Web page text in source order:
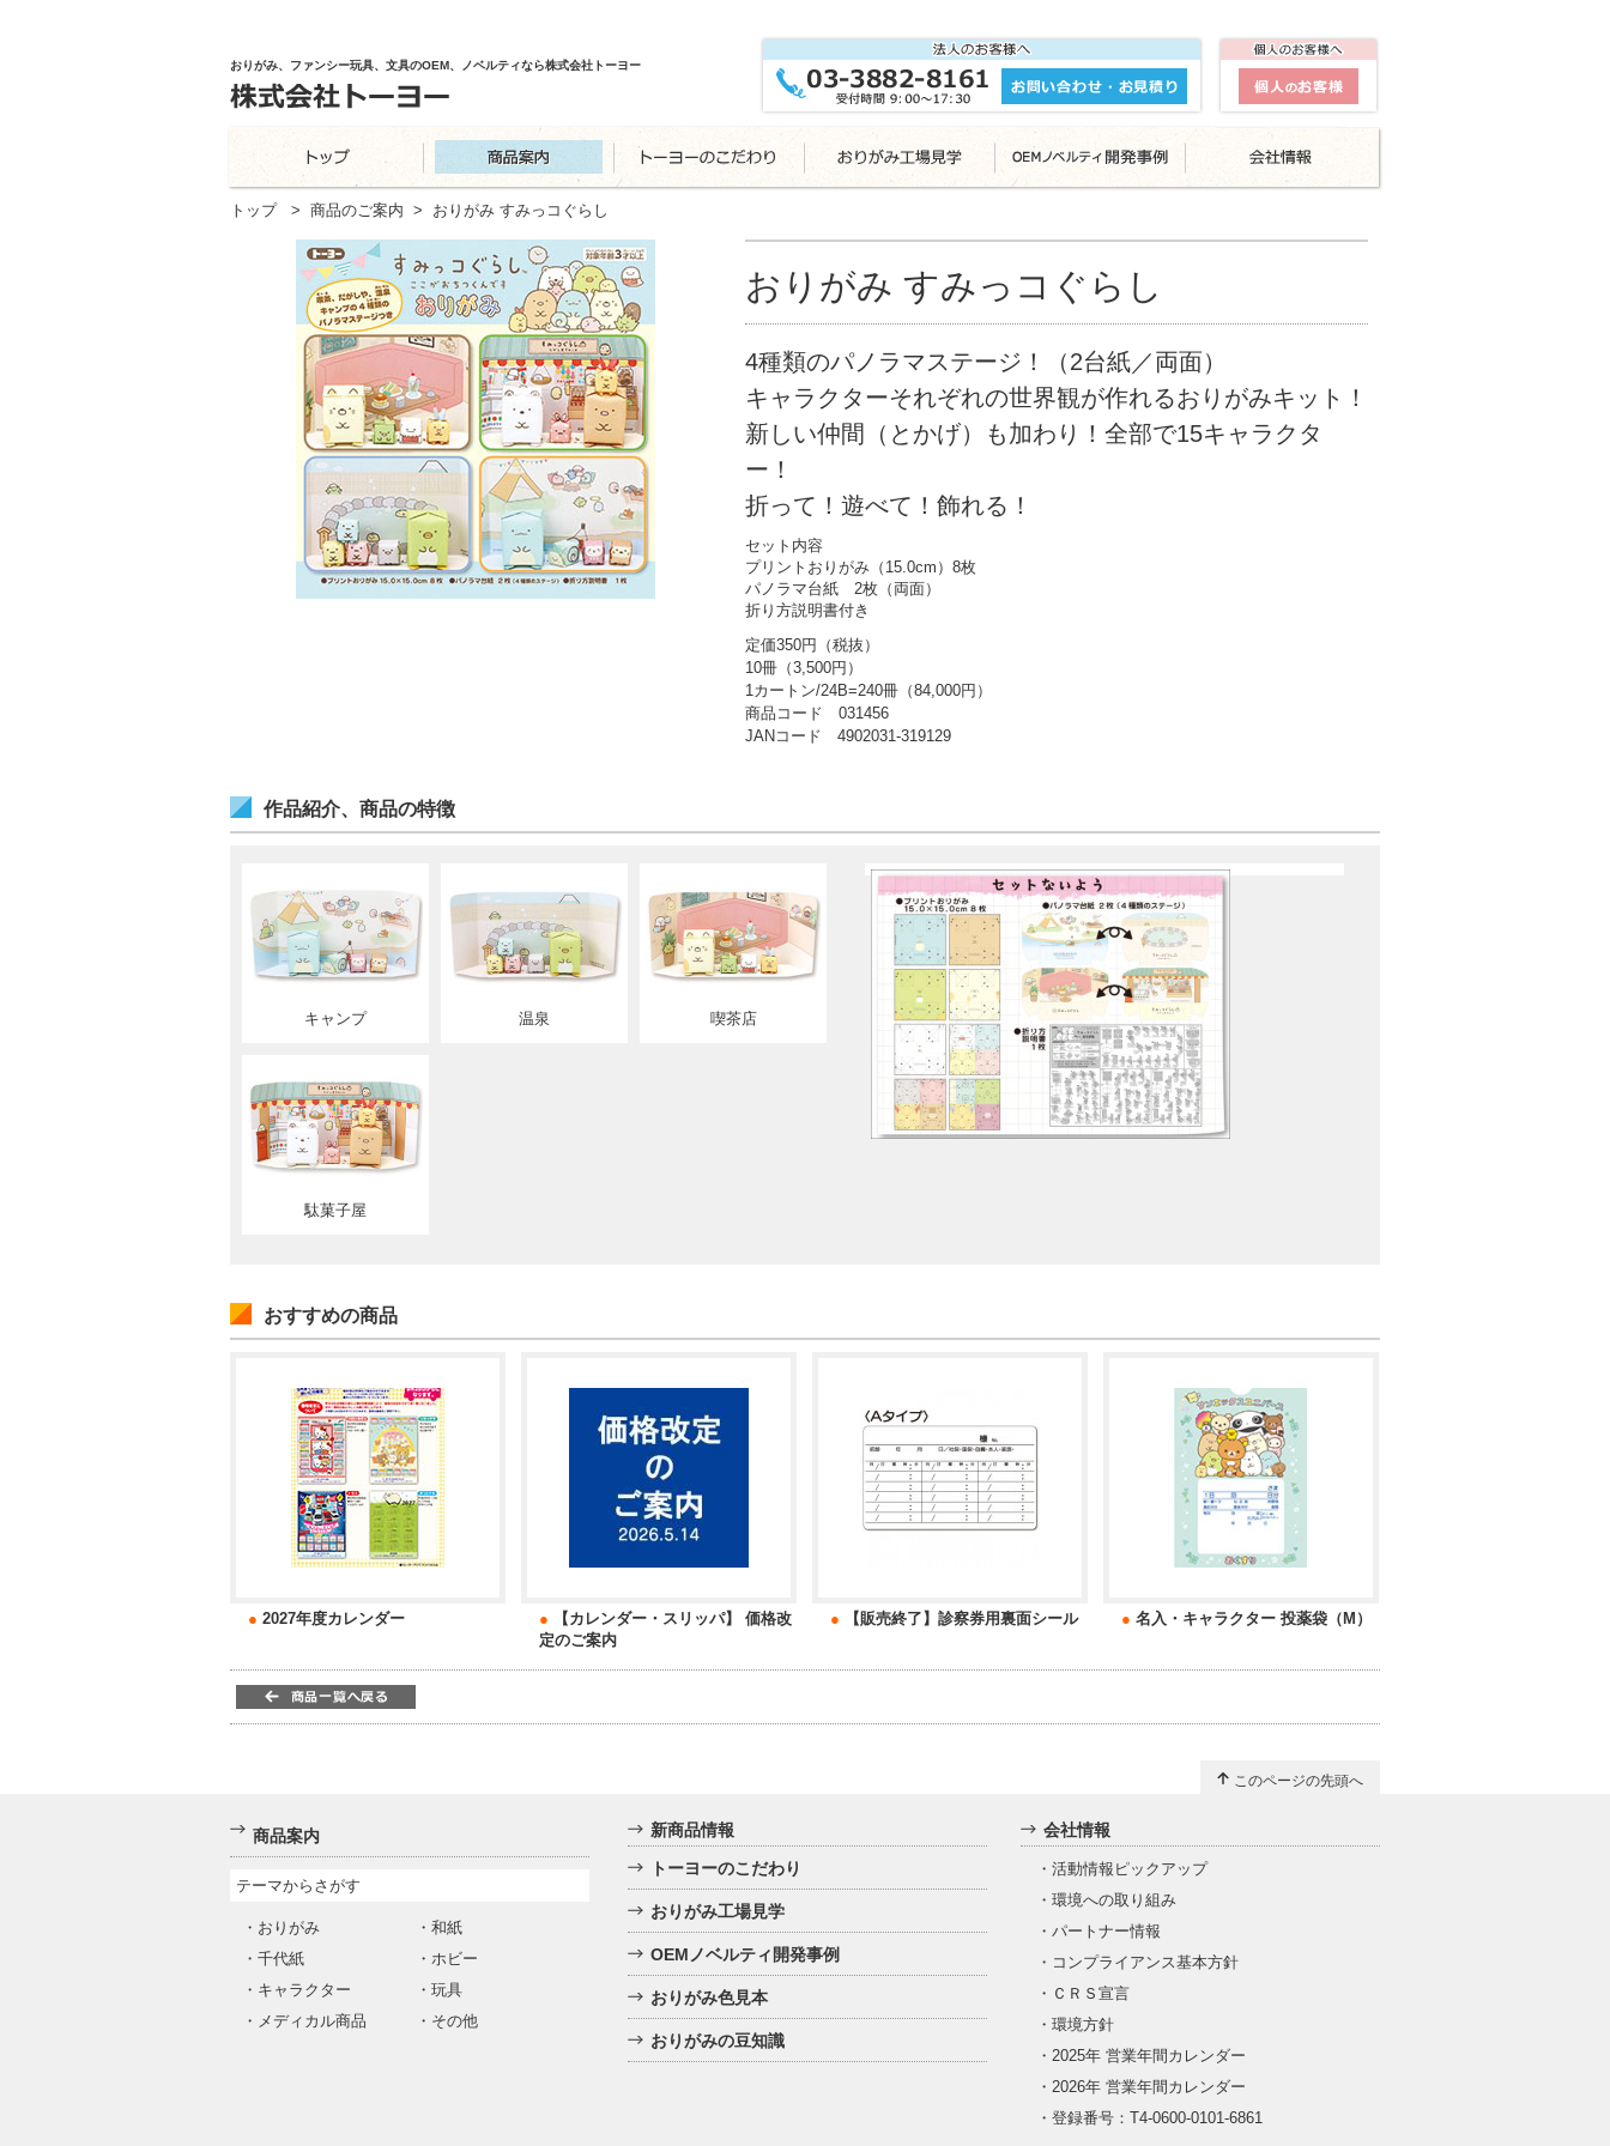
おりがみ、ファンシー玩具、文具のOEM、ノベルティなら株式会社トーヨー
トップ> 商品のご案内 > おりがみ すみっコぐらし
おりがみ すみっコぐらし
4種類のパノラマステージ！（2台紙／両面）
キャラクターそれぞれの世界観が作れるおりがみキット！
新しい仲間（とかげ）も加わり！全部で15キャラクタ
ー！
折って！遊べて！飾れる！
セット内容
プリントおりがみ（15.0cm）8枚
パノラマ台紙 2枚（両面）
折り方説明書付き
定価350円（税抜）
10冊（3,500円）
1カートン/24B=240冊（84,000円）
商品コード 031456
JANコード 4902031-319129
作品紹介、商品の特徴
キャンプ 温泉 喫茶店
駄菓子屋
おすすめの商品
● 2027年度カレンダー ●
【カレンダー・スリッパ】 価格改
定のご案内
● 【販売終了】診察券用裏面シール ● 名入・キャラクター 投薬袋（M）
このページの先頭へ
商品案内
テーマからさがす
・ おりがみ ・ 和紙
・ 千代紙 ・ ホビー
・ キャラクター ・ 玩具
・ メディカル商品 ・ その他
新商品情報
トーヨーのこだわり
おりがみ工場見学
OEMノベルティ開発事例
おりがみ色見本
おりがみの豆知識
会社情報
・ 活動情報ピックアップ
・ 環境への取り組み
・ パートナー情報
・ コンプライアンス基本方針
・ ＣＲＳ宣言
・ 環境方針
・ 2025年 営業年間カレンダー
・ 2026年 営業年間カレンダー
・ 登録番号：T4-0600-0101-6861